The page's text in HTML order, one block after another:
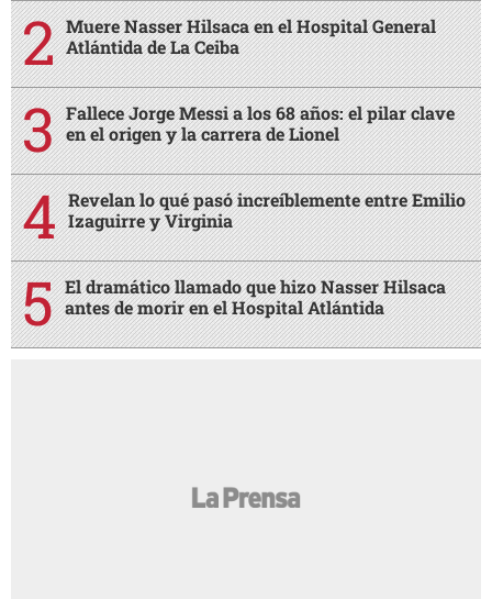
Muere Nasser Hilsaca en el Hospital General
Atlántida de La Ceiba
Fallece Jorge Messi a los 68 años: el pilar clave
en el origen y la carrera de Lionel
Revelan lo qué pasó increíblemente entre Emilio
Izaguirre y Virginia
El dramático llamado que hizo Nasser Hilsaca
antes de morir en el Hospital Atlántida